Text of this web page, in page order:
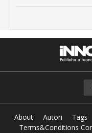
About Autori Tags
Terms&Conditions